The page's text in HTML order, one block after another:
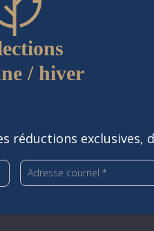
/ hiver
réductions exclusives,